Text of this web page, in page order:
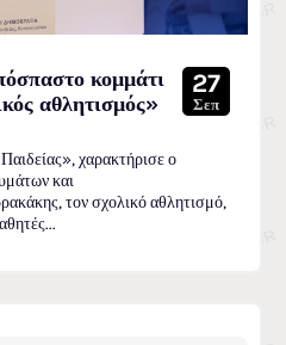
κομμάτι
αθλητισμός»
27
Σεπ
χαρακτήρισε ο
και
τον σχολικό αθλητισμό,